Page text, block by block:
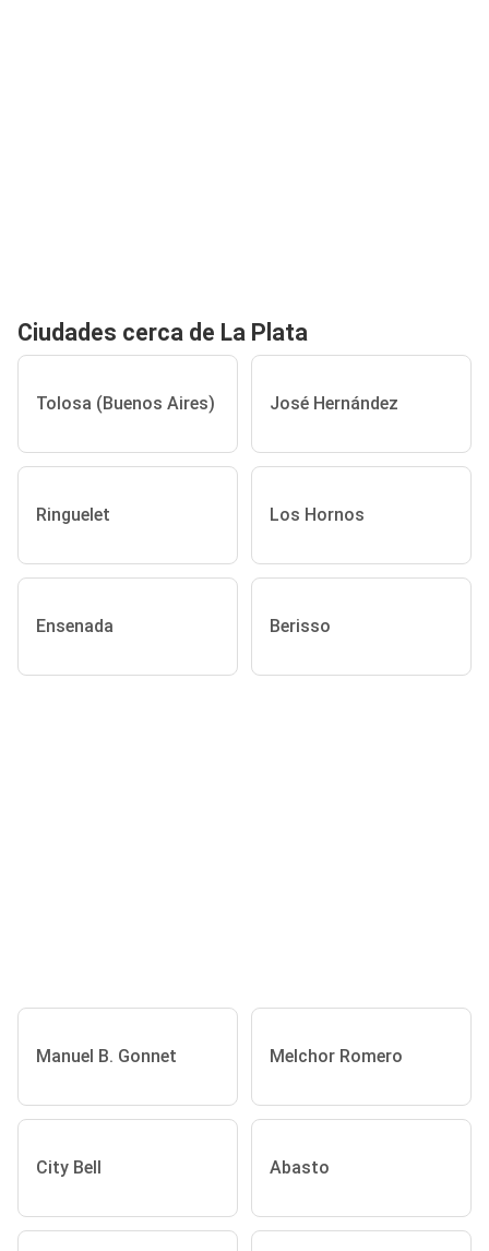
Ciudades cerca de La Plata
Tolosa (Buenos Aires) José Hernández
Ringuelet Los Hornos
Ensenada Berisso
Manuel B. Gonnet Melchor Romero
City Bell Abasto